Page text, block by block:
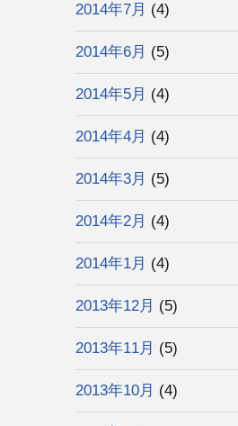
2014年7月 (4)
2014年6月 (5)
2014年5月 (4)
2014年4月 (4)
2014年3月 (5)
2014年2月 (4)
2014年1月 (4)
2013年12月 (5)
2013年11月 (5)
2013年10月 (4)